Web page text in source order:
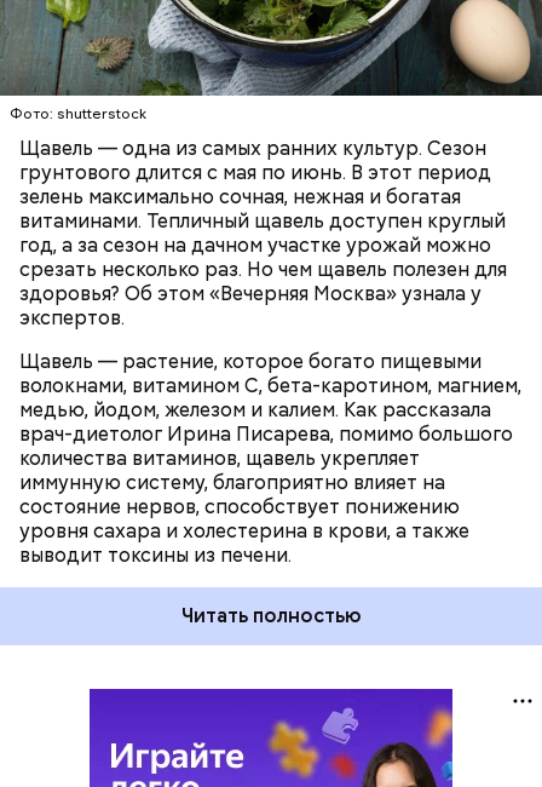
Фото: shutterstock
Щавель — одна из самых ранних культур. Сезон
грунтового длится с мая по июнь. В этот период
зелень максимально сочная, нежная и богатая
витаминами. Тепличный щавель доступен круглый
год, а за сезон на дачном участке урожай можно
срезать несколько раз. Но чем щавель полезен для
здоровья? Об этом «Вечерняя Москва» узнала у
экспертов.
Щавель — растение, которое богато пищевыми
волокнами, витамином С, бета-каротином, магнием,
медью, йодом, железом и калием. Как рассказала
врач-диетолог Ирина Писарева, помимо большого
количества витаминов, щавель укрепляет
иммунную систему, благоприятно влияет на
состояние нервов, способствует понижению
уровня сахара и холестерина в крови, а также
выводит токсины из печени.
Опасность же щавеля состоит в том, что он
содержит большое количество щавелевой кислоты,
которая может способствовать образованию
Читать полностью
ЗДОРОВЬЕ ВРАЧИ
РАСТЕНИЯ
ПРОДУКТЫ